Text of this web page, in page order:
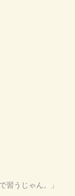
習うじゃん。」